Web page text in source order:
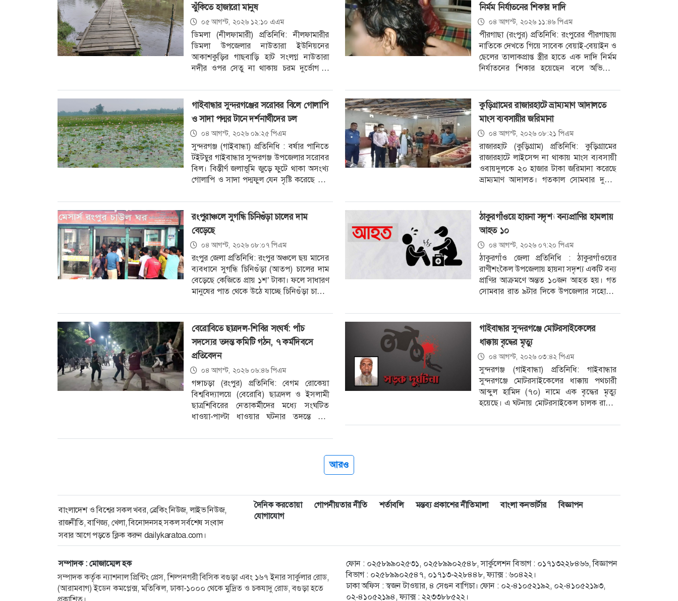
ঝুঁকিতে হাজারো মানুষ
০৫ আগস্ট, ২০২৬ ১২:১০ এএম
ডিমলা (নীলফামারী) প্রতিনিধি: নীলফামারীর
ডিমলা উপজেলার নাউতারা ইউনিয়নের
আকাশকুড়ির গাছবাড়ি হাট সংলগ্ন নাউতারা
নদীর ওপর সেতু না থাকায় চরম দুর্ভোগ ও
মানুষ।
নির্মম নির্যাতনের শিকার দাদি
০৪ আগস্ট, ২০২৬ ১১:৪৬ পিএম
পীরগাছা (রংপুর) প্রতিনিধি: রংপুরের পীরগাছায়
নাতিকে দেখতে গিয়ে সাবেক বেয়াই-বেয়াইন ও
ছেলের তালাকপ্রাপ্ত স্ত্রীর হাতে এক দাদি নির্মম
নির্যাতনের শিকার হয়েছেন বলে অভিযোগ
গাইবান্ধার সুন্দরগঞ্জের সরোবর বিলে গোলাপি
ও সাদা পদ্মর টানে দর্শনার্থীদের ঢল
০৪ আগস্ট, ২০২৬ ০৯:২৫ পিএম
সুন্দরগঞ্জ (গাইবান্ধা) প্রতিনিধি : বর্ষার পানিতে
টইটম্বুর গাইবান্ধার সুন্দরগঞ্জ উপজেলার সরোবর
বিল। বিস্তীর্ণ জলাভূমি জুড়ে ফুটে থাকা অসংখ্য
গোলাপি ও সাদা পদ্মফুল যেন সৃষ্টি করেছে এক
কুড়িগ্রামের রাজারহাটে ভ্রাম্যমাণ আদালতে
মাংস ব্যবসায়ীর জরিমানা
০৪ আগস্ট, ২০২৬ ০৮:২১ পিএম
রাজারহাট (কুড়িগ্রাম) প্রতিনিধি: কুড়িগ্রামের
রাজারহাটে লাইসেন্স না থাকায় মাংস ব্যবসায়ী
ওবায়দুলকে ২০ হাজার টাকা জরিমানা করেছে
ভ্রাম্যমাণ আদালত। গতকাল সোমবার দুপুরে
‘ওবায়েদুল ট্রেডার্স’ নামের
রংপুরাঞ্চলে সুগন্ধি চিনিগুঁড়া চালের দাম
বেড়েছে
০৪ আগস্ট, ২০২৬ ০৮:০৭ পিএম
রংপুর জেলা প্রতিনিধি: রংপুর অঞ্চলে ছয় মাসের
ব্যবধানে সুগন্ধি চিনিগুঁড়া (আতপ) চালের দাম
বেড়েছে কেজিতে প্রায় ১শ’ টাকা। ফলে সাধারণ
মানুষের পাত থেকে উঠে যাচ্ছে চিনিগুঁড়া চালের
ঠাকুরগাঁওয়ে হায়না সদৃশ্য বন্যপ্রাণির হামলায়
আহত ১০
০৪ আগস্ট, ২০২৬ ০৭:২০ পিএম
ঠাকুরগাঁও জেলা প্রতিনিধি : ঠাকুরগাঁওয়ের
রাণীশংকৈল উপজেলায় হায়না সদৃশ্য একটি বন্য
প্রাণির আক্রমণে অন্তত ১০জন আহত হয়। গত
সোমবার রাত ৯টার দিকে উপজেলার সহোদর,
বেরোবিতে ছাত্রদল-শিবির সংঘর্ষ: পাঁচ
সদস্যের তদন্ত কমিটি গঠন, ৭ কর্মদিবসে
প্রতিবেদন
০৪ আগস্ট, ২০২৬ ০৬:৪৬ পিএম
গঙ্গাচড়া (রংপুর) প্রতিনিধি: বেগম রোকেয়া
বিশ্ববিদ্যালয়ে (বেরোবি) ছাত্রদল ও ইসলামী
ছাত্রশিবিরের নেতাকর্মীদের মধ্যে সংঘটিত
ধাওয়া-পাল্টা ধাওয়ার ঘটনার তদন্তে পাঁচ
বিশ্ববিদ্যালয় প্রশাসন। মঙ্গলবার (৪
গাইবান্ধার সুন্দরগঞ্জে মোটরসাইকেলের
ধাক্কায় বৃদ্ধের মৃত্যু
০৪ আগস্ট, ২০২৬ ০৩:৪২ পিএম
সুন্দরগঞ্জ (গাইবান্ধা) প্রতিনিধি: গাইবান্ধার
সুন্দরগঞ্জে মোটরসাইকেলের ধাক্কায় পথচারী
আব্দুল হামিদ (৭০) নামে এক বৃদ্ধের মৃত্যু
হয়েছে। এ ঘটনায় মোটরসাইকেল চালক রামিম
আরও
বাংলাদেশ ও বিশ্বের সকল খবর, ব্রেকিং নিউজ, লাইভ নিউজ,
রাজনীতি, বাণিজ্য, খেলা, বিনোদনসহ সকল সর্বশেষ সংবাদ
সবার আগে পড়তে ক্লিক করুন dailykaratoa.com।
দৈনিক করতোয়া গোপনীয়তার নীতি শর্তাবলি মন্তব্য প্রকাশের নীতিমালা বাংলা কনভার্টার
বিজ্ঞাপন
যোগাযোগ
সম্পাদক : মোজাম্মেল হক
সম্পাদক কর্তৃক ন্যাশনাল প্রিন্টিং প্রেস, শিল্পনগরী বিসিক বগুড়া এবং ১৬৭ ইনার সার্কুলার রোড,
(আরামবাগ) ইডেন কমপ্লেক্স, মতিঝিল, ঢাকা-১০০০ থেকে মুদ্রিত ও চকযাদু রোড, বগুড়া হতে
ফোন : ০২৫৮৯৯০২৫৩১, ০২৫৮৯৯০২৫৪৮, সার্কুলেশন বিভাগ : ০১৭১৩২২৮৪৬৬, বিজ্ঞাপন
বিভাগ : ০২৫৮৯৯০২৫৪৭, ০১৭১৩-২২৮৪৪৮, ফ্যাক্স : ৬০৪২২।
ঢাকা অফিস : স্বজন টাওয়ার, ৪ সেগুন বাগিচা। ফোন : ০২-৪১০৫২১৯২, ০২-৪১০৫২১৯৩,
০২-৪১০৫২১৯৪, ফ্যাক্স : ২২৩৩৮৮৫২২।